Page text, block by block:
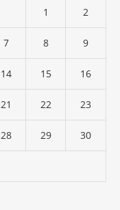
1 2
7 8 9
14 15 16
21 22 23
28 29 30